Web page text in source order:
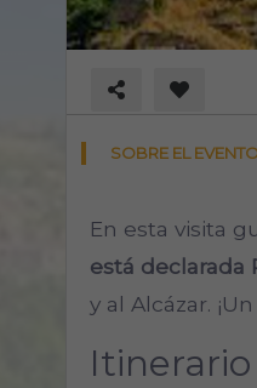
SOBRE EL
En esta visita
está declarada
y al Alcázar.
Itinerario